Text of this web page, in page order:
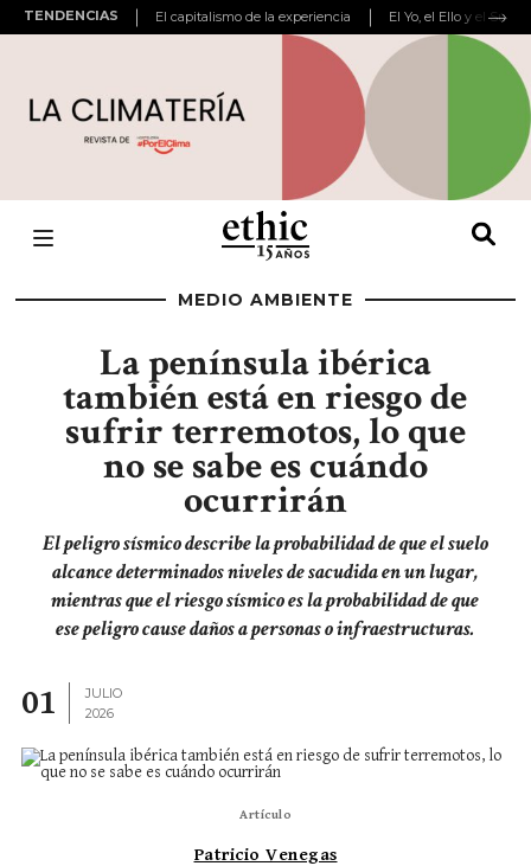
TENDENCIAS El capitalismo de la experiencia El Yo, el Ello y el
MEDIO AMBIENTE
La península ibérica
también está en riesgo de
sufrir terremotos, lo que
no se sabe es cuándo
ocurrirán
El peligro sísmico describe la probabilidad de que el suelo
alcance determinados niveles de sacudida en un lugar,
mientras que el riesgo sísmico es la probabilidad de que
ese peligro cause daños a personas o infraestructuras.
01
JULIO
2026
Artículo
Patricio Venegas